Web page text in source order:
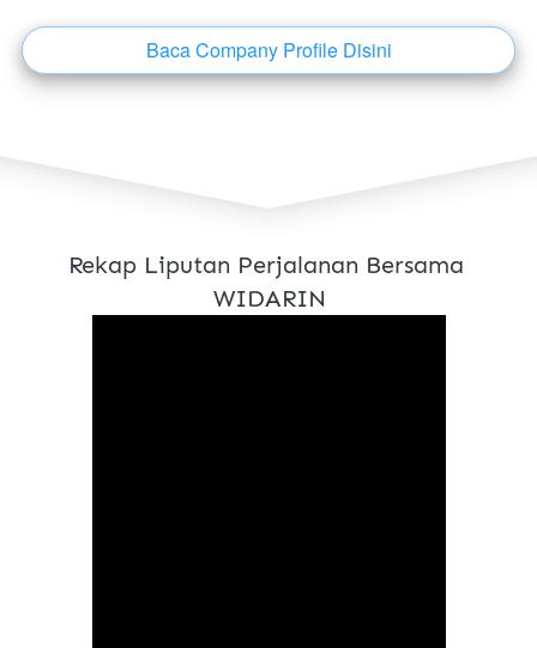
`Baca Company Profile Disini
Rekap Liputan Perjalanan Bersama
WIDARIN